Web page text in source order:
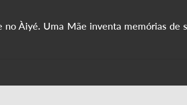
Àiyé. Uma Mãe inventa memórias de